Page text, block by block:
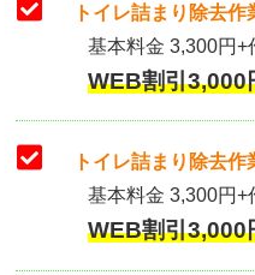
トイレ詰まり除去
基本料金 3,300円+
WEB割引3,000
トイレ詰まり除去
基本料金 3,300円+
WEB割引3,000